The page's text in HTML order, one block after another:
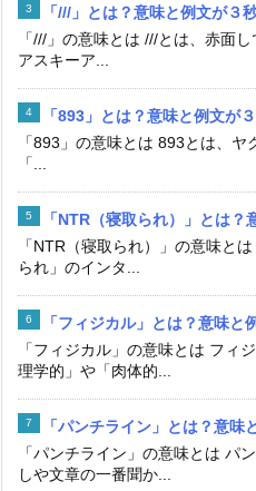
「///」とは？意味と例文が３
「///」の意味とは ///とは、赤面
アスキーア...
「893」とは？意味と例文が
「893」の意味とは 893とは、
「...
「NTR（寝取られ）」とは？
「NTR（寝取られ）」の意味と
られ」のインタ...
「フィジカル」とは？意味と
「フィジカル」の意味とは フィ
理学的」や「肉体的...
「パンチライン」とは？意味
「パンチライン」の意味とは パ
しや文章の一番聞か...